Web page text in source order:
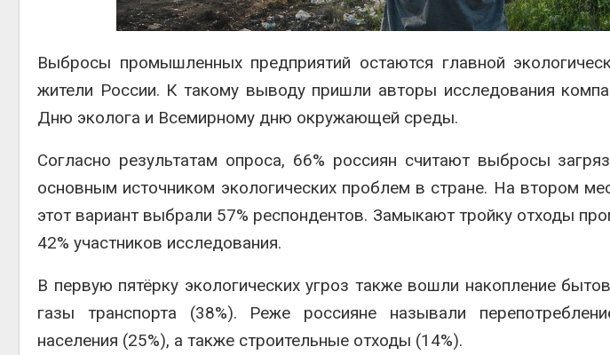
Выбросы промышленных предприятий остаются главной
жители России. К такому выводу пришли авторы исследования
Дню эколога и Всемирному дню окружающей среды.
Согласно результатам опроса, 66% россиян считают выбросы
основным источником экологических проблем в стране. На втором
этот вариант выбрали 57% респондентов. Замыкают тройку отходы
42% участников исследования.
В первую пятёрку экологических угроз также вошли накопление
газы транспорта (38%). Реже россияне называли
населения (25%), а также строительные отходы (14%).
получать питьевую воду
из воздуха с помощью
Авг 6, 2026